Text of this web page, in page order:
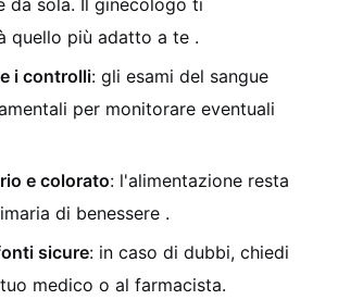
quello più adatto a te .
i controlli: gli esami del sangue
per monitorare eventuali
e colorato: l'alimentazione resta
di benessere .
sicure: in caso di dubbi, chiedi
medico o al farmacista.